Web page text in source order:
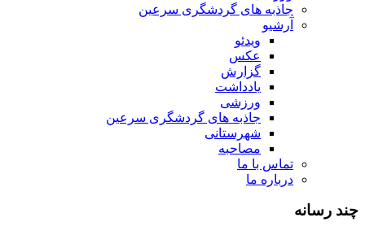
جاذبه های گردشگری سرعین
آرشیو
ویدئو
عکس
گزارش
یادداشت
ورزشی
جاذبه های گردشگری سرعین
شهرستانی
مصاحبه
تماس با ما
درباره ما
چند رسانه